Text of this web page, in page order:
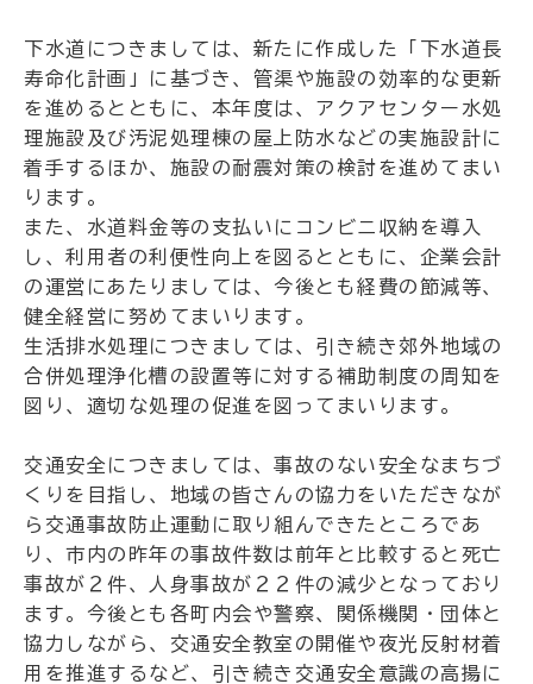
下水道につきましては、新たに作成した「下水道長
寿命化計画」に基づき、管渠や施設の効率的な更新
を進めるとともに、本年度は、アクアセンター水処
理施設及び汚泥処理棟の屋上防水などの実施設計に
着手するほか、施設の耐震対策の検討を進めてまい
ります。
また、水道料金等の支払いにコンビニ収納を導入
し、利用者の利便性向上を図るとともに、企業会計
の運営にあたりましては、今後とも経費の節減等、
健全経営に努めてまいります。
生活排水処理につきましては、引き続き郊外地域の
合併処理浄化槽の設置等に対する補助制度の周知を
図り、適切な処理の促進を図ってまいります。
交通安全につきましては、事故のない安全なまちづ
くりを目指し、地域の皆さんの協力をいただきなが
ら交通事故防止運動に取り組んできたところであ
り、市内の昨年の事故件数は前年と比較すると死亡
事故が２件、人身事故が２２件の減少となっており
ます。今後とも各町内会や警察、関係機関・団体と
協力しながら、交通安全教室の開催や夜光反射材着
用を推進するなど、引き続き交通安全意識の高揚に